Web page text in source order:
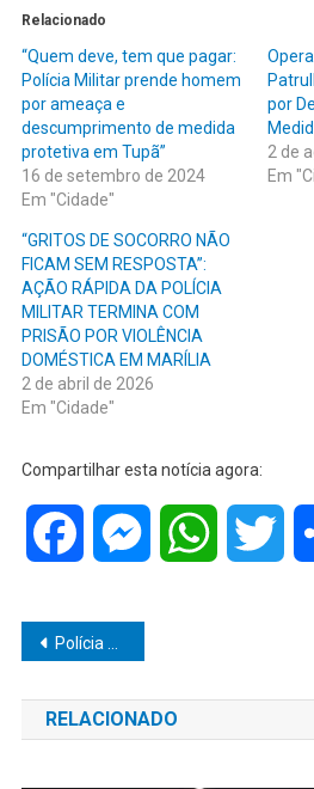
Relacionado
“Quem deve, tem que pagar:
Polícia Militar prende homem
por ameaça e
descumprimento de medida
protetiva em Tupã”
16 de setembro de 2024
Em "Cidade"
por
2 de
Em
“GRITOS DE SOCORRO NÃO
FICAM SEM RESPOSTA”:
AÇÃO RÁPIDA DA POLÍCIA
MILITAR TERMINA COM
PRISÃO POR VIOLÊNCIA
DOMÉSTICA EM MARÍLIA
2 de abril de 2026
Em "Cidade"
Compartilhar esta notícia agora:
Facebook MessengerWhatsApp
Navegação
de
Post
Polícia Rodoviária apreende carga de contrabando avaliada em R$ 2,2 milhões em Paraguaçu Paulista
RELACIONADO